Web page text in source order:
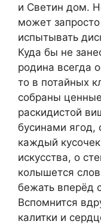
и Светин дом.
может
испытывать
Куда бы не
родина всегда
то в потайных
собраны
раскидистой
бусинами ягод,
каждый
искусства, о
колышется
бежать вперёд
Вспомнится
калитки и